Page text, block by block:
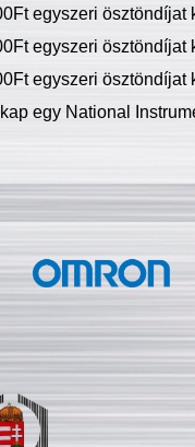
egyszeri ösztöndíjat
egyszeri ösztöndíjat
egyszeri ösztöndíjat
egy National